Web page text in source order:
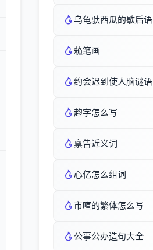
乌龟驮西瓜的歇后语
蘓笔画
约会迟到使人脑谜语
赹字怎么写
禀告近义词
心亿怎么组词
市喧的繁体怎么写
公事公办造句大全